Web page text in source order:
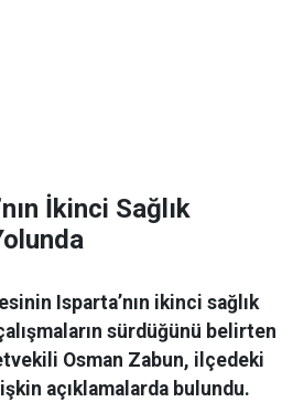
İkinci Sağlık
Isparta’nın ikinci sağlık
sürdüğünü belirten
Osman Zabun, ilçedeki
açıklamalarda bulundu.